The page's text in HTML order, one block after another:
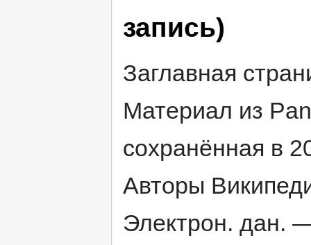
запись)
Заглавная
Материал из
сохранённая в
Авторы
Электрон. дан.